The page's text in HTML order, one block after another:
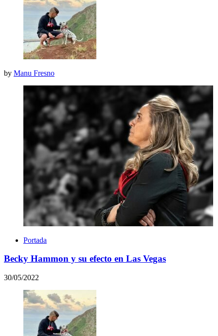
by Manu Fresno
Portada
Becky Hammon y su efecto en Las Vegas
30/05/2022